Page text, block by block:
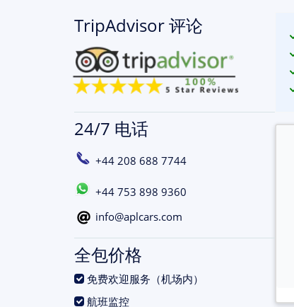
TripAdvisor 评论
24/7 电话
+44 208 688 7744
+44 753 898 9360
info@aplcars.com
全包价格
免费欢迎服务（机场内）
航班监控